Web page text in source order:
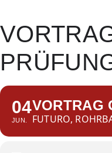
04
JUN.
VORTRAG
FUTURO,